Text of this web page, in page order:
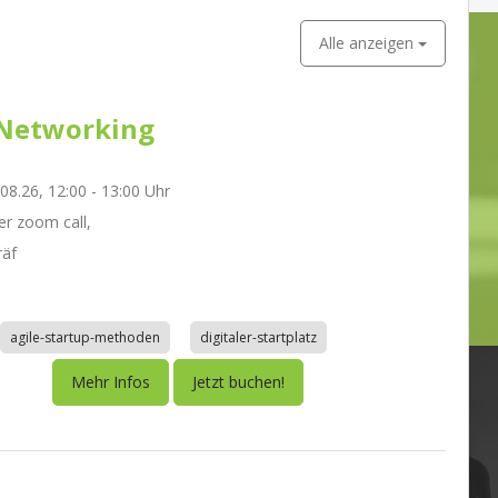
Alle anzeigen
12:00 - 13:00 Uhr
zoom call,
agile-startup-methoden digitaler-startplatz
Mehr Infos Jetzt buchen!